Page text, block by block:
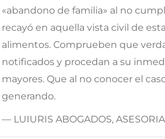
«abandono de familia» al no
recayó en aquella vista civil de
alimentos. Comprueben que
notificados y procedan a su
mayores. Que al no conocer el
generando.
— LUIURIS ABOGADOS,